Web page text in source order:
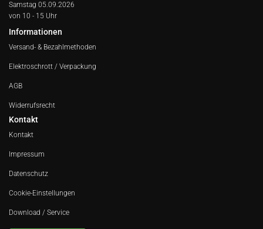
Samstag 05.09.2026
von 10 - 15 Uhr
Informationen
Versand- & Bezahlmethoden
Elektroschrott / Verpackung
AGB
Widerrufsrecht
Kontakt
Kontakt
Impressum
Datenschutz
Cookie-Einstellungen
Download / Service